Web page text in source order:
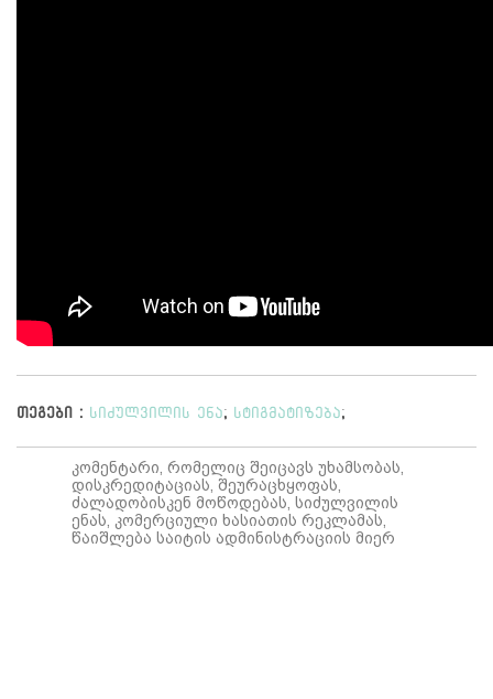
თეგები : სიძულვილის ენა ; სტიგმატიზება ;
კომენტარი, რომელიც შეიცავს უხამსობას,
დისკრედიტაციას, შეურაცხყოფას,
ძალადობისკენ მოწოდებას, სიძულვილის
ენას, კომერციული ხასიათის რეკლამას,
წაიშლება საიტის ადმინისტრაციის მიერ